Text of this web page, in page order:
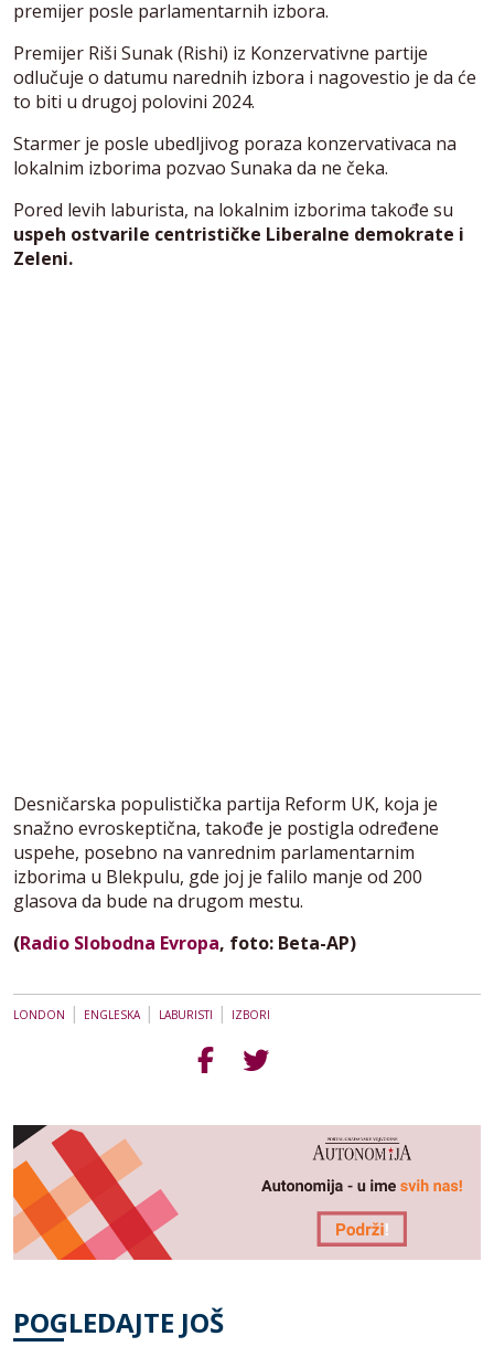
premijer posle parlamentarnih izbora.
Premijer Riši Sunak (Rishi) iz Konzervativne partije
odlučuje o datumu narednih izbora i nagovestio je da će
to biti u drugoj polovini 2024.
Starmer je posle ubedljivog poraza konzervativaca na
lokalnim izborima pozvao Sunaka da ne čeka.
Pored levih laburista, na lokalnim izborima takođe su
uspeh ostvarile centrističke Liberalne demokrate i
Zeleni.
Desničarska populistička partija Reform UK, koja je
snažno evroskeptična, takođe je postigla određene
uspehe, posebno na vanrednim parlamentarnim
izborima u Blekpulu, gde joj je falilo manje od 200
glasova da bude na drugom mestu.
(Radio Slobodna Evropa, foto: Beta-AP)
LONDON | ENGLESKA| LABURISTI | IZBORI
POGLEDAJTE JOŠ